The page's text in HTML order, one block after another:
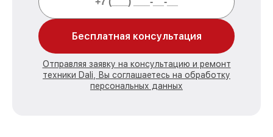
Бесплатная консультация
Отправляя заявку на консультацию и ремонт
техники Dali, Вы соглашаетесь на обработку
персональных данных